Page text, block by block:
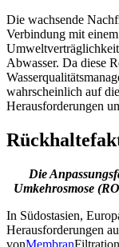
Die wachsende
Verbindung mit
Abwasser. Da diese
wahrscheinlich auf
Herausforderungen
Die
Umkehrosmose
In Südostasien,
Herausforderungen
vonMembran